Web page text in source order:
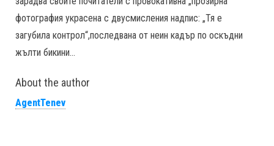
фотография украсена с двусмисления надпис: „Тя е
загубила контрол“,последвана от неин кадър по оскъдни
жълти бикини…
About the author
AgentTenev